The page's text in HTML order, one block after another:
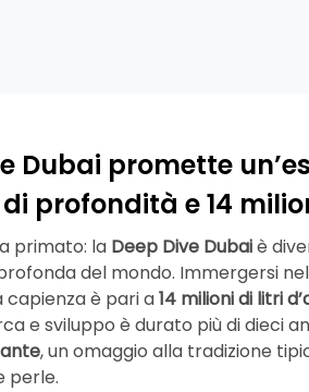
Dubai promette
profondità e 14
primato: la Deep Dive Dubaiè
del mondo. Immergersi
capienza è pari a14 milioni di litri
e sviluppo è durato più di dieci
, un omaggio alla tradizione
perle.